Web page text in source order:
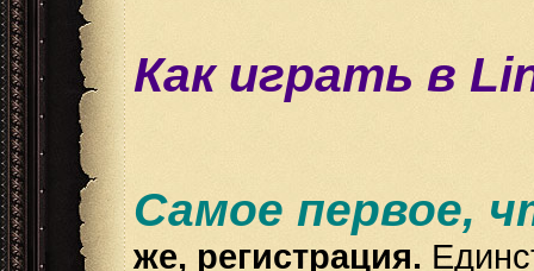
Как играть в
Самое первое,
же, регистрация.